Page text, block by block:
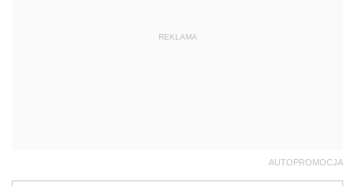
REKLAMA
AUTOPROMOCJA